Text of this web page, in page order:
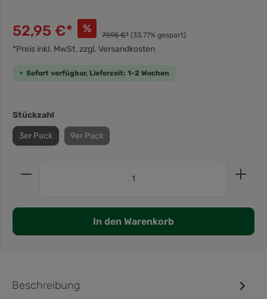
52,95 €* % 79,95 €* (33.77% gespart)
*Preis inkl. MwSt. zzgl. Versandkosten
Sofort verfügbar, Lieferzeit: 1-2 Wochen
Stückzahl
3er Pack 9er Pack
In den Warenkorb
Beschreibung